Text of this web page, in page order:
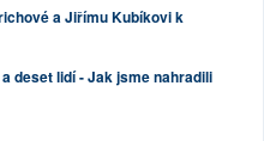
a Jiřímu Kubíkovi k
deset lidí - Jak jsme nahradili